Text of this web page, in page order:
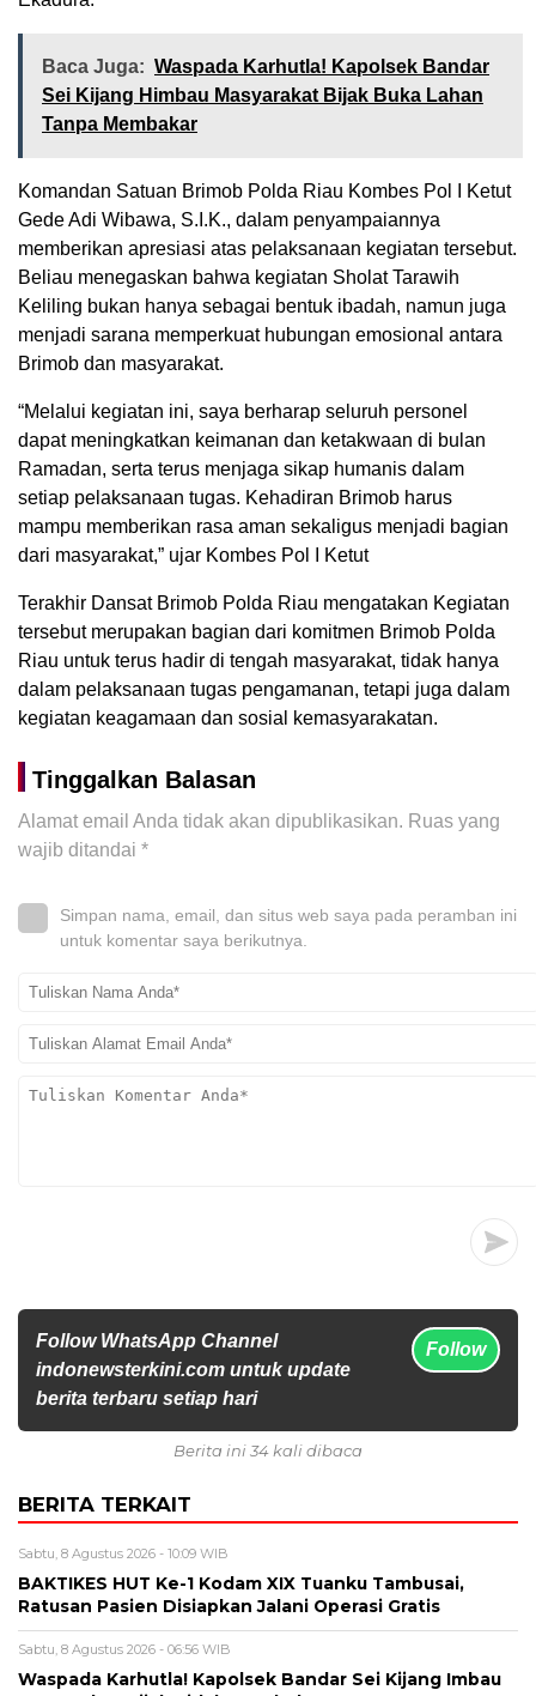
Baca Juga: Waspada Karhutla! Kapolsek Bandar
Sei Kijang Himbau Masyarakat Bijak Buka Lahan
Tanpa Membakar
Komandan Satuan Brimob Polda Riau Kombes Pol I Ketut
Gede Adi Wibawa, S.I.K., dalam penyampaiannya
memberikan apresiasi atas pelaksanaan kegiatan tersebut.
Beliau menegaskan bahwa kegiatan Sholat Tarawih
Keliling bukan hanya sebagai bentuk ibadah, namun juga
menjadi sarana memperkuat hubungan emosional antara
Brimob dan masyarakat.
“Melalui kegiatan ini, saya berharap seluruh personel
dapat meningkatkan keimanan dan ketakwaan di bulan
Ramadan, serta terus menjaga sikap humanis dalam
setiap pelaksanaan tugas. Kehadiran Brimob harus
mampu memberikan rasa aman sekaligus menjadi bagian
dari masyarakat,” ujar Kombes Pol I Ketut
Terakhir Dansat Brimob Polda Riau mengatakan Kegiatan
tersebut merupakan bagian dari komitmen Brimob Polda
Riau untuk terus hadir di tengah masyarakat, tidak hanya
dalam pelaksanaan tugas pengamanan, tetapi juga dalam
kegiatan keagamaan dan sosial kemasyarakatan.
Tinggalkan Balasan
Alamat email Anda tidak akan dipublikasikan. Ruas yang
wajib ditandai *
Simpan nama, email, dan situs web saya pada peramban ini
untuk komentar saya berikutnya.
Follow WhatsApp Channel
indonewsterkini.com untuk update
berita terbaru setiap hari
Follow
Berita ini 34 kali dibaca
BERITA TERKAIT
Sabtu, 8 Agustus 2026 - 10:09 WIB
BAKTIKES HUT Ke-1 Kodam XIX Tuanku Tambusai,
Ratusan Pasien Disiapkan Jalani Operasi Gratis
Sabtu, 8 Agustus 2026 - 06:56 WIB
Waspada Karhutla! Kapolsek Bandar Sei Kijang Imbau